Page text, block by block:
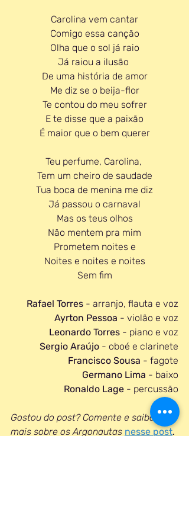
Carolina vem cantar
Comigo essa canção
Olha que o sol já raio
Já raiou a ilusão
De uma história de amor
Me diz se o beija-flor
Te contou do meu sofrer
E te disse que a paixão
É maior que o bem querer
Teu perfume, Carolina,
Tem um cheiro de saudade
Tua boca de menina me diz
Já passou o carnaval
Mas os teus olhos
Não mentem pra mim
Prometem noites e
Noites e noites e noites
Sem fim
Rafael Torres - arranjo, flauta e voz
Ayrton Pessoa - violão e voz
Leonardo Torres - piano e voz
Sergio Araújo - oboé e clarinete
Francisco Sousa - fagote
Germano Lima - baixo
Ronaldo Lage - percussão
Gostou do post? Comente e saiba
mais sobre os Argonautas nesse post.